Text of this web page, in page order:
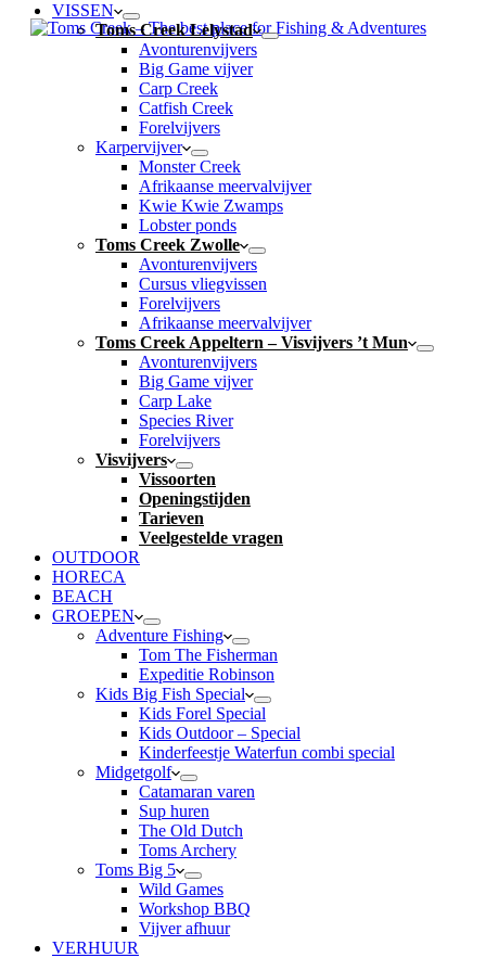
VISSEN
Toms Creek Lelystad
Avonturenvijvers
Big Game vijver
Carp Creek
Catfish Creek
Forelvijvers
Karpervijver
Monster Creek
Afrikaanse meervalvijver
Kwie Kwie Zwamps
Lobster ponds
Toms Creek Zwolle
Avonturenvijvers
Cursus vliegvissen
Forelvijvers
Afrikaanse meervalvijver
Toms Creek Appeltern – Visvijvers ’t Mun
Avonturenvijvers
Big Game vijver
Carp Lake
Species River
Forelvijvers
Visvijvers
Vissoorten
Openingstijden
Tarieven
Veelgestelde vragen
OUTDOOR
HORECA
BEACH
GROEPEN
Adventure Fishing
Tom The Fisherman
Expeditie Robinson
Kids Big Fish Special
Kids Forel Special
Kids Outdoor – Special
Kinderfeestje Waterfun combi special
Midgetgolf
Catamaran varen
Sup huren
The Old Dutch
Toms Archery
Toms Big 5
Wild Games
Workshop BBQ
Vijver afhuur
VERHUUR